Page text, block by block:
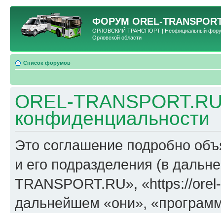
ФОРУМ OREL-
ОРЛОВСКИЙ ТРАНСПОРТ | Неофициальный форум
Орловской области
Список форумов
OREL-
конфиденциальности
Это соглашение подробно
и его подразделения (в
TRANSPORT.RU», «https://
дальнейшем «они»,